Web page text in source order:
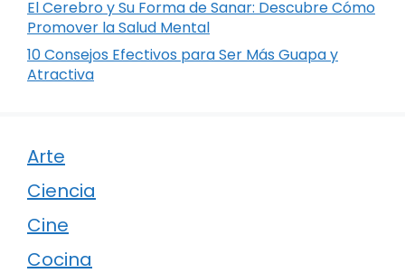
El Cerebro y Su Forma de Sanar: Descubre Cómo
Promover la Salud Mental
10 Consejos Efectivos para Ser Más Guapa y
Atractiva
Arte
Ciencia
Cine
Cocina